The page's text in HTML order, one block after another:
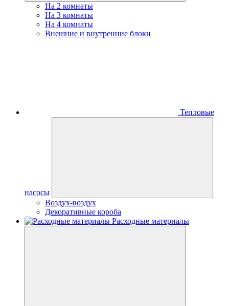
На 2 комнаты
На 3 комнаты
На 4 комнаты
Внешние и внутренние блоки
Тепловые
насосы
Воздух-воздух
Декоративные короба
Расходные материалы